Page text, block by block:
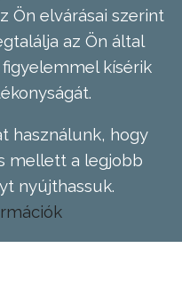
Ön elvárásai szerint
az Ön által
kísérik
használunk, hogy
mellett a legjobb
nyújthassuk.